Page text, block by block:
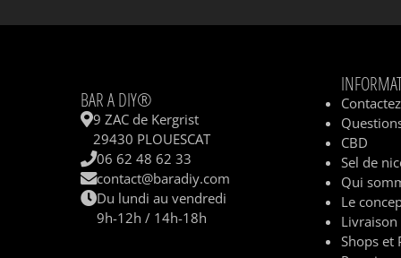
BAR A DIY®
9 ZAC de Kergrist
29430 PLOUESCAT
06 62 48 62 33
contact@baradiy.com
Du lundi au vendredi
9h-12h / 14h-18h
CBD
Sel de
Qui
Le
Livraison
Shops et